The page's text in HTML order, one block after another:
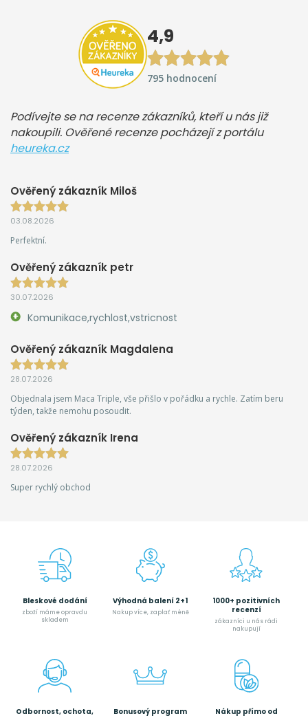
4,9
795 hodnocení
Podívejte se na recenze zákazníků, kteří u nás již
nakoupili. Ověřené recenze pocházejí z portálu
heureka.cz
Ověřený zákazník Miloš
03.08.2026
Perfektní.
Ověřený zákazník petr
30.07.2026
Komunikace,rychlost,vstricnost
Ověřený zákazník Magdalena
28.07.2026
Objednala jsem Maca Triple, vše přišlo v pořádku a rychle. Zatím beru
týden, takže nemohu posoudit.
Ověřený zákazník Irena
28.07.2026
Super rychlý obchod
Bleskové dodání
zboží máme opravdu
skladem
Výhodná balení 2+1
Nakup více, zaplať méně
1000+ pozitivních
recenzí
zákazníci u nás rádi
nakupují
Odbornost, ochota,
Bonusový program
Nákup přímo od